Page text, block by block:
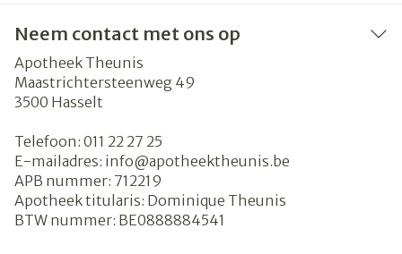
Neem contact met ons op
Apotheek Theunis
Maastrichtersteenweg 49
3500 Hasselt
Telefoon: 011 22 27 25
E-mailadres: info@apotheektheunis.be
APB nummer: 712219
Apotheek titularis: Dominique Theunis
BTW nummer: BE0888884541